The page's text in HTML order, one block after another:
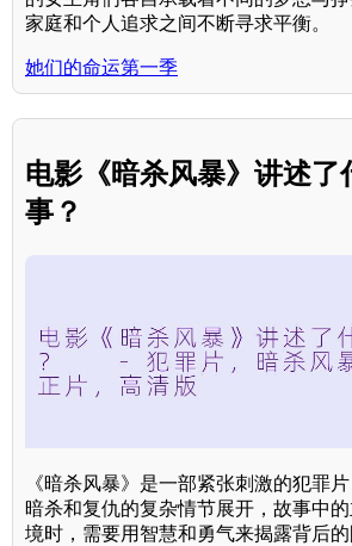
家庭和个人追求之间不断寻求平衡。
她们的命运第一季
电影《暗杀风暴》讲述了
事？
《暗杀风暴》是一部紧张刺激的犯罪
暗杀和复仇的复杂情节展开，故事中
境时，需要用智慧和勇气来揭露背后